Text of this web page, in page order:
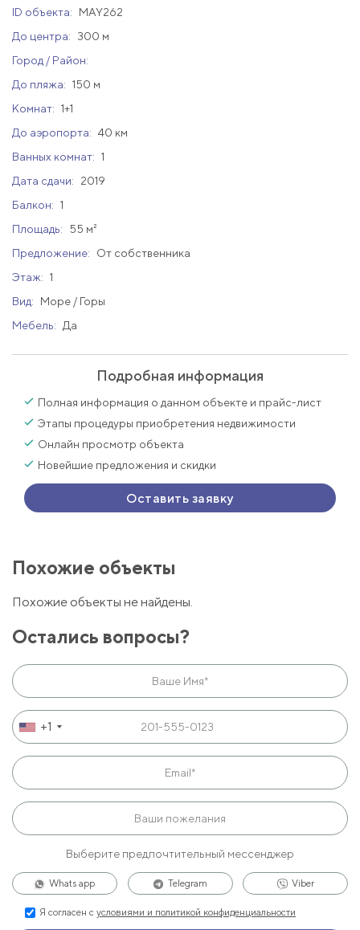
ID объекта:
MAY262
До центра:
300 м
Город / Район:
До пляжа: 150 м
Комнат: 1+1
До аэропорта: 40 км
Ванных комнат: 1
Дата сдачи:
2019
Балкон: 1
Площадь:
55 м²
Предложение:
От собственника
Этаж: 1
Вид:
Море / Горы
Мебель:
Да
Подробная информация
Полная информация о данном объекте и прайс-лист
Этапы процедуры приобретения недвижимости
Онлайн просмотр объекта
Новейшие предложения и скидки
Оставить заявку
Похожие объекты
Похожие объекты не найдены.
Остались вопросы?
+1
Выберите предпочтительный мессенджер
Whats app Telegram Viber
Я согласен с условиями и политикой конфиденциальности